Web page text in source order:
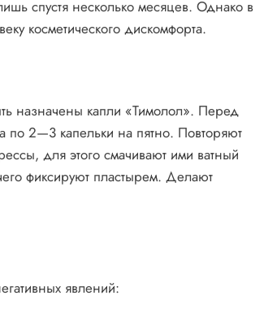
спустя несколько месяцев. Однако в
косметического дискомфорта.
назначены капли «Тимолол». Перед
по 2—3 капельки на пятно. Повторяют
для этого смачивают ими ватный
фиксируют пластырем. Делают
явлений: